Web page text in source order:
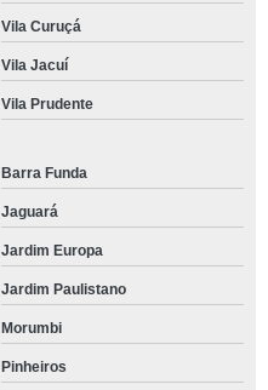
Vila Curuçá
Vila Jacuí
Vila Prudente
Barra Funda
Jaguará
Jardim Europa
Jardim Paulistano
Morumbi
Pinheiros